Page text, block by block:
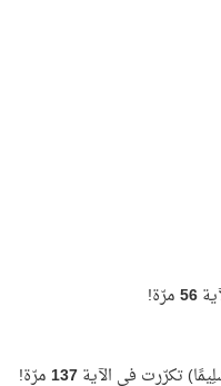
56مرّة!
تكرّرت في الآية137مرّة!